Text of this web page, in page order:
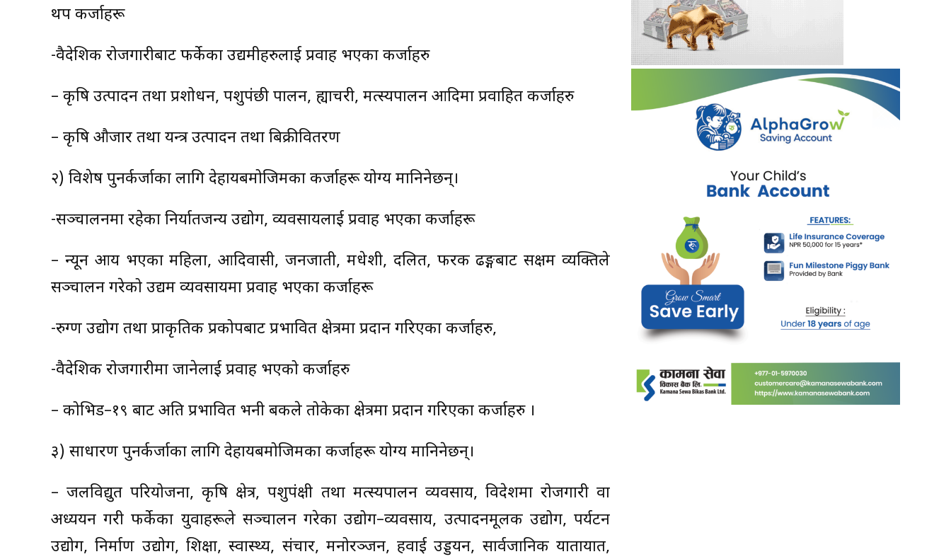
थप कर्जाहरू
-वैदेशिक रोजगारीबाट फर्केका उद्यमीहरुलाई प्रवाह भएका कर्जाहरु
– कृषि उत्पादन तथा प्रशोधन, पशुपंछी पालन, ह्याचरी, मत्स्यपालन आदिमा प्रवाहित कर्जाहरु
– कृषि औजार तथा यन्त्र उत्पादन तथा बिक्रीवितरण
२) विशेष पुनर्कर्जाका लागि देहायबमोजिमका कर्जाहरू योग्य मानिनेछन्।
-सञ्चालनमा रहेका निर्यातजन्य उद्योग, व्यवसायलाई प्रवाह भएका कर्जाहरू
– न्यून आय भएका महिला, आदिवासी, जनजाती, मधेशी, दलित, फरक ढङ्गबाट सक्षम व्यक्तिले
सञ्चालन गरेको उद्यम व्यवसायमा प्रवाह भएका कर्जाहरू
-रुग्ण उद्योग तथा प्राकृतिक प्रकोपबाट प्रभावित क्षेत्रमा प्रदान गरिएका कर्जाहरु,
-वैदेशिक रोजगारीमा जानेलाई प्रवाह भएको कर्जाहरु
– कोभिड–१९ बाट अति प्रभावित भनी बैंकले तोकेका क्षेत्रमा प्रदान गरिएका कर्जाहरु ।
३) साधारण पुनर्कर्जाका लागि देहायबमोजिमका कर्जाहरू योग्य मानिनेछन्।
– जलविद्युत परियोजना, कृषि क्षेत्र, पशुपंक्षी तथा मत्स्यपालन व्यवसाय, विदेशमा रोजगारी वा
अध्ययन गरी फर्केका युवाहरूले सञ्चालन गरेका उद्योग–व्यवसाय, उत्पादनमूलक उद्योग, पर्यटन
उद्योग, निर्माण उद्योग, शिक्षा, स्वास्थ्य, संचार, मनोरञ्जन, हवाई उड्डयन, सार्वजानिक यातायात,